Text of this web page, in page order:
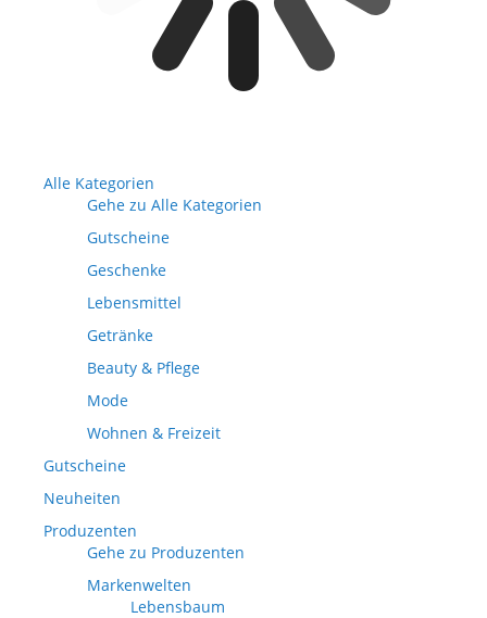
Alle Kategorien
Gehe zu Alle Kategorien
Gutscheine
Geschenke
Lebensmittel
Getränke
Beauty & Pflege
Mode
Wohnen & Freizeit
Gutscheine
Neuheiten
Produzenten
Gehe zu Produzenten
Markenwelten
Lebensbaum